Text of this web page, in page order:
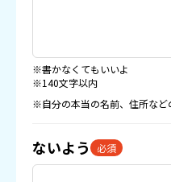
※書かなくてもいいよ
※140文字以内
※自分の本当の名前、住所など
ないよう 必須